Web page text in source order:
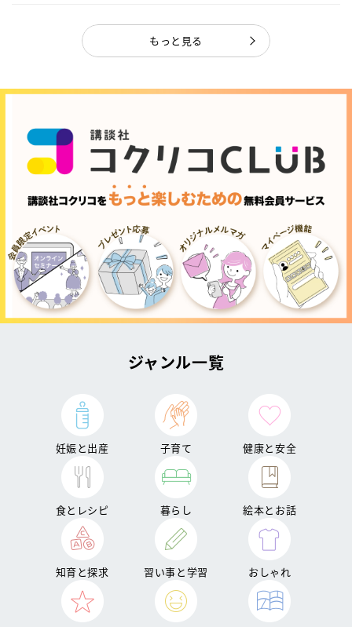
もっと見る
ジャンル一覧
妊娠と出産 子育て 健康と安全
食とレシピ 暮らし 絵本とお話
知育と探求 習い事と学習 おしゃれ